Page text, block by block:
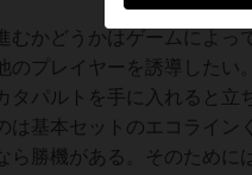
むかどうかはゲームによ
のプレイヤーを誘導した
タパルトを手に入れると立
は基本セットのエコライ
ら勝機がある。そのために